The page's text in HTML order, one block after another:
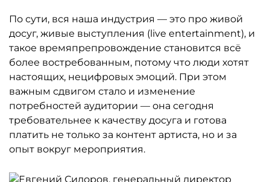
По сути, вся наша индустрия — это про живой
досуг, живые выступления (live entertainment), и
такое времяпрепровождение становится всё
более востребованным, потому что люди хотят
настоящих, нецифровых эмоций. При этом
важным сдвигом стало и изменение
потребностей аудитории — она сегодня
требовательнее к качеству досуга и готова
платить не только за контент артиста, но и за
опыт вокруг мероприятия.